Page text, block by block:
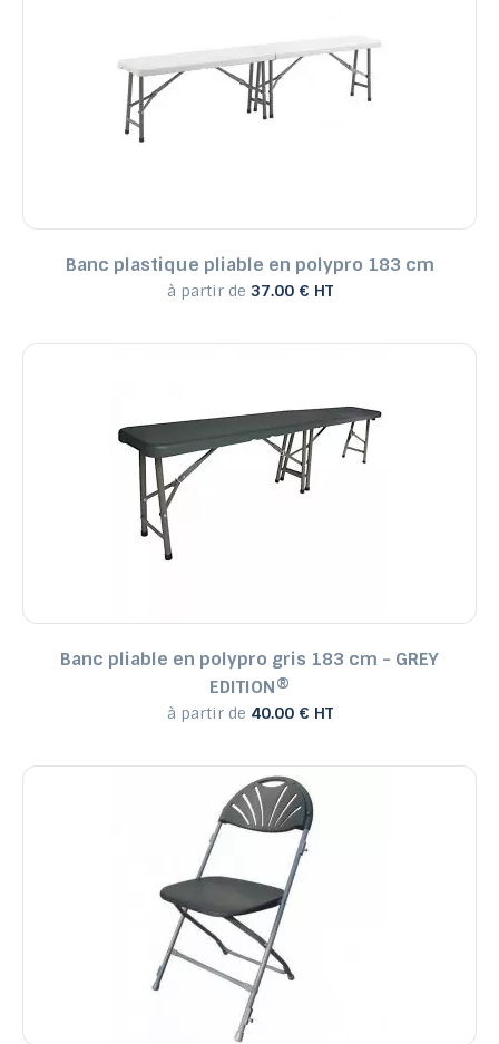
Banc plastique pliable en polypro 183 cm
à partir de 37.00 € HT
Banc pliable en polypro gris 183 cm - GREY
EDITION®
à partir de 40.00 € HT